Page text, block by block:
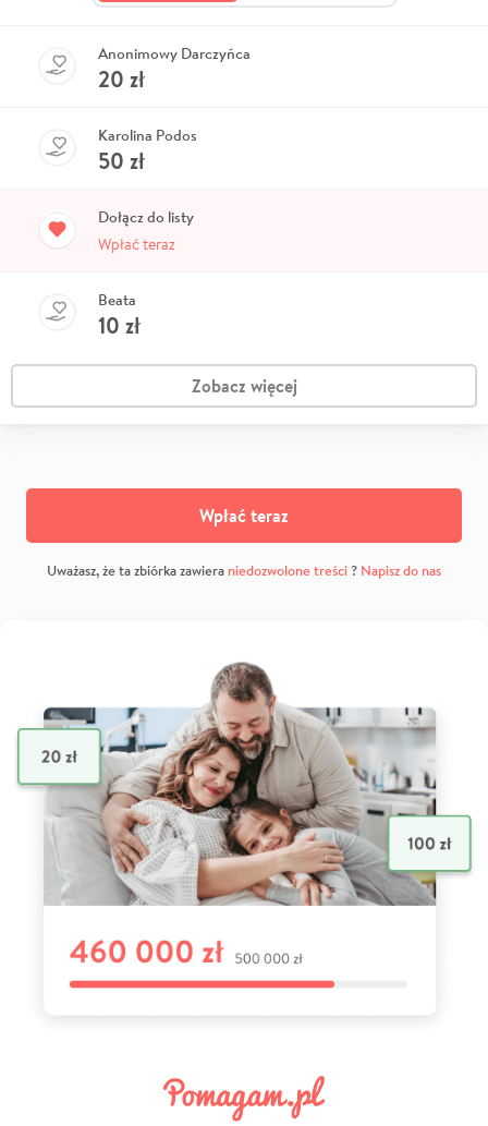
Anonimowy Darczyńca
20 zł
Karolina Podos
50 zł
Dołącz do listy
Wpłać teraz
Beata
10 zł
Zobacz więcej
Wpłać teraz
Uważasz, że ta zbiórka zawiera niedozwolone treści? Napisz do nas